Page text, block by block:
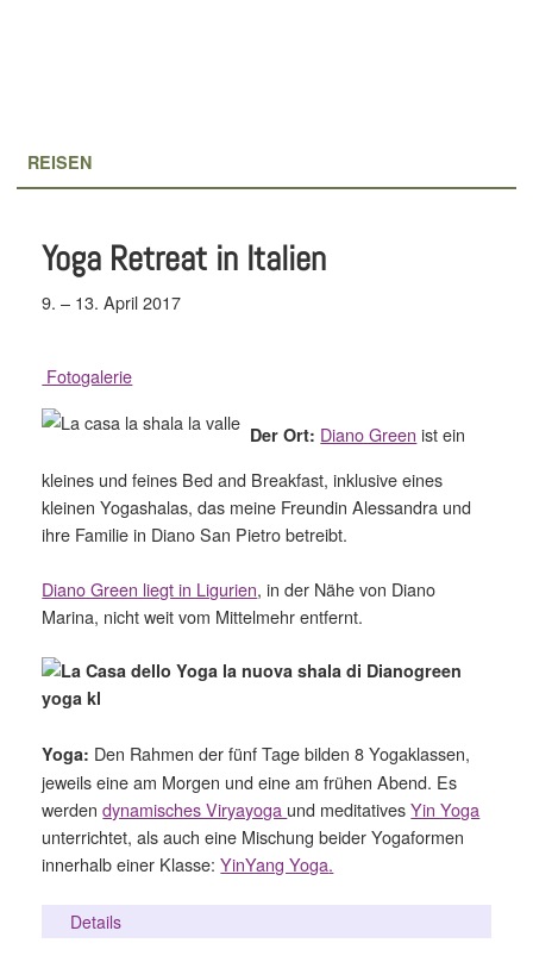
REISEN
Yoga Retreat in Italien
9. – 13. April 2017
Fotogalerie
Der Ort: Diano Green ist ein
kleines und feines Bed and Breakfast, inklusive eines
kleinen Yogashalas, das meine Freundin Alessandra und
ihre Familie in Diano San Pietro betreibt.
Diano Green liegt in Ligurien, in der Nähe von Diano
Marina, nicht weit vom Mittelmehr entfernt.
Yoga: Den Rahmen der fünf Tage bilden 8 Yogaklassen,
jeweils eine am Morgen und eine am frühen Abend. Es
werdendynamisches Viryayoga und meditativesYin Yoga
unterrichtet, als auch eine Mischung beider Yogaformen
innerhalb einer Klasse:YinYang Yoga.
Details